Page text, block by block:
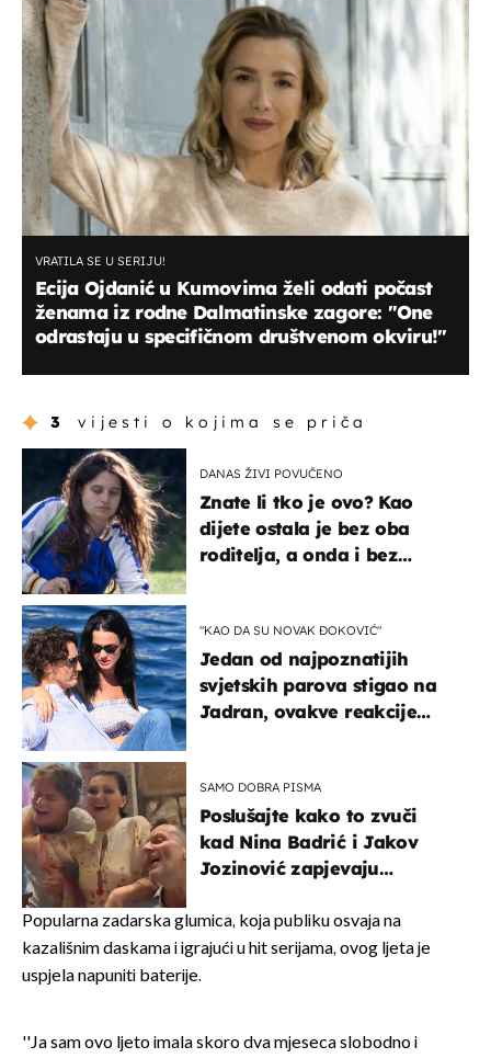
VRATILA SE U SERIJU!
Ecija Ojdanić u Kumovima želi odati počast
ženama iz rodne Dalmatinske zagore: "One
odrastaju u specifičnom društvenom okviru!"
3 vijesti o kojima se priča
DANAS ŽIVI POVUČENO
Znate li tko je ovo? Kao
dijete ostala je bez oba
roditelja, a onda i bez
"KAO DA SU NOVAK ĐOKOVIĆ"
Jedan od najpoznatijih
svjetskih parova stigao na
Jadran, ovakve reakcije
SAMO DOBRA PISMA
Poslušajte kako to zvuči
kad Nina Badrić i Jakov
Jozinović zapjevaju
Popularna zadarska glumica, koja publiku osvaja na
kazališnim daskama i igrajući u hit serijama, ovog ljeta je
uspjela napuniti baterije.
''Ja sam ovo ljeto imala skoro dva mjeseca slobodno i